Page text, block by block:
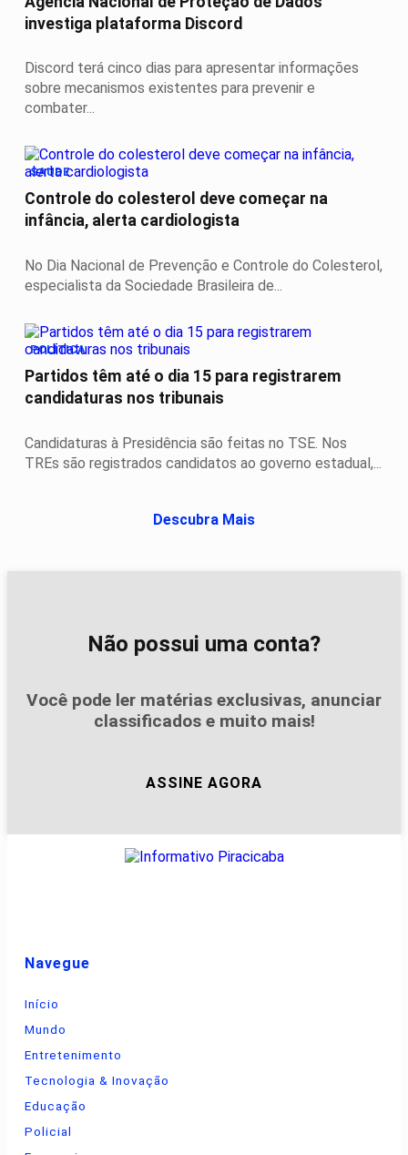
investiga plataforma Discord
Discord terá cinco dias para apresentar informações
sobre mecanismos existentes para prevenir e
combater...
SAÚDE
Controle do colesterol deve começar na
infância, alerta cardiologista
No Dia Nacional de Prevenção e Controle do Colesterol,
especialista da Sociedade Brasileira de...
POLÍTICA
Partidos têm até o dia 15 para registrarem
candidaturas nos tribunais
Candidaturas à Presidência são feitas no TSE. Nos
TREs são registrados candidatos ao governo estadual,...
Descubra Mais
Não possui uma conta?
Você pode ler matérias exclusivas, anunciar
classificados e muito mais!
ASSINE AGORA
Navegue
Início
Mundo
Entretenimento
Tecnologia & Inovação
Educação
Policial